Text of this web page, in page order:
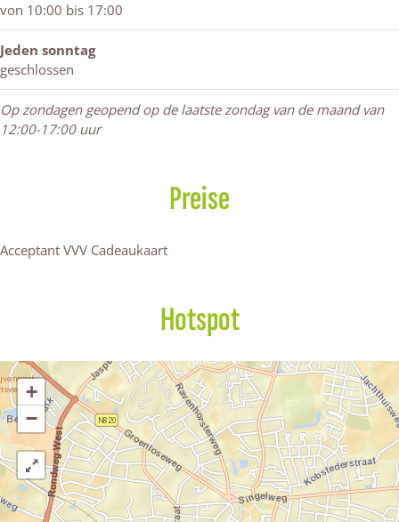
von 10:00 bis 17:00
Jeden sonntag
geschlossen
Op zondagen geopend op de laatste zondag van de maand van
12:00-17:00 uur
Preise
Acceptant VVV Cadeaukaart
Hotspot
+
−